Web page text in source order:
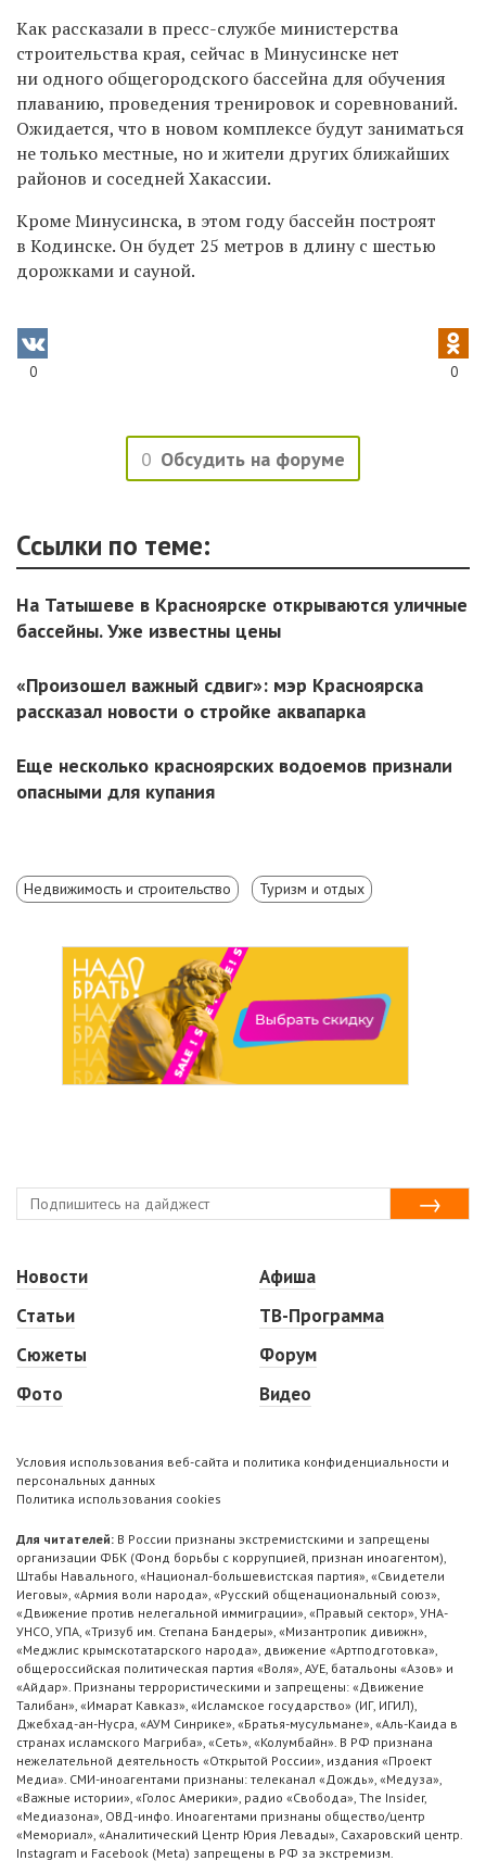
Как рассказали в пресс-службе министерства
строительства края, сейчас в Минусинске нет
ни одного общегородского бассейна для обучения
плаванию, проведения тренировок и соревнований.
Ожидается, что в новом комплексе будут заниматься
не только местные, но и жители других ближайших
районов и соседней Хакассии.
Кроме Минусинска, в этом году бассейн построят
в Кодинске. Он будет 25 метров в длину с шестью
дорожками и сауной.
0 0
0 Обсудить на форуме
Ссылки по теме:
На Татышеве в Красноярске открываются уличные
бассейны. Уже известны цены
«Произошел важный сдвиг»: мэр Красноярска
рассказал новости о стройке аквапарка
Еще несколько красноярских водоемов признали
опасными для купания
Недвижимость и строительство Туризм и отдых
Новости
Статьи
Сюжеты
Фото
Афиша
ТВ-Программа
Форум
Видео
Условия использования веб-сайта и политика конфиденциальности и
персональных данных
Политика использования cookies
Для читателей: В России признаны экстремистскими и запрещены
организации ФБК (Фонд борьбы с коррупцией, признан иноагентом),
Штабы Навального, «Национал-большевистская партия», «Свидетели
Иеговы», «Армия воли народа», «Русский общенациональный союз»,
«Движение против нелегальной иммиграции», «Правый сектор», УНА-
УНСО, УПА, «Тризуб им. Степана Бандеры», «Мизантропик дивижн»,
«Меджлис крымскотатарского народа», движение «Артподготовка»,
общероссийская политическая партия «Воля», АУЕ, батальоны «Азов» и
«Айдар». Признаны террористическими и запрещены: «Движение
Талибан», «Имарат Кавказ», «Исламское государство» (ИГ, ИГИЛ),
Джебхад-ан-Нусра, «АУМ Синрике», «Братья-мусульмане», «Аль-Каида в
странах исламского Магриба», «Сеть», «Колумбайн». В РФ признана
нежелательной деятельность «Открытой России», издания «Проект
Медиа». СМИ-иноагентами признаны: телеканал «Дождь», «Медуза»,
«Важные истории», «Голос Америки», радио «Свобода», The Insider,
«Медиазона», ОВД-инфо. Иноагентами признаны общество/центр
«Мемориал», «Аналитический Центр Юрия Левады», Сахаровский центр.
Instagram и Facebook (Metа) запрещены в РФ за экстремизм.